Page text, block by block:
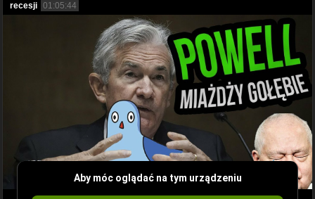
recesji 01:05:44
Aby móc oglądać na tym urządzeniu